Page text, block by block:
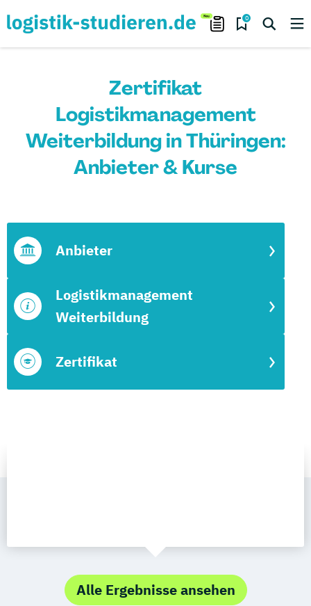
0
Zertifikat
Logistikmanagement
Weiterbildung in Thüringen:
Anbieter & Kurse
Zertifikat
Logistikmanagement
Weiterbildung
Anbieter
Alle Ergebnisse ansehen